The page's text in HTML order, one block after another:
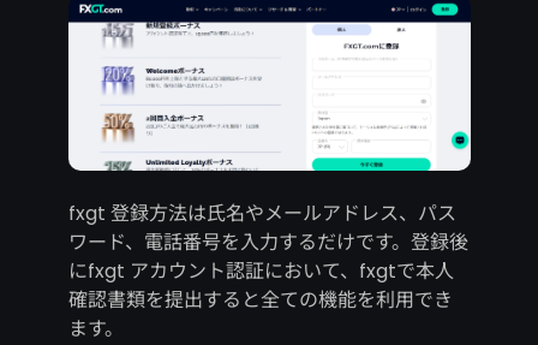
fxgt 登録方法は氏名やメールアドレス、パス
ワード、電話番号を入力するだけです。登録後
にfxgt アカウント認証において、fxgtで本人
確認書類を提出すると全ての機能を利用でき
ます。